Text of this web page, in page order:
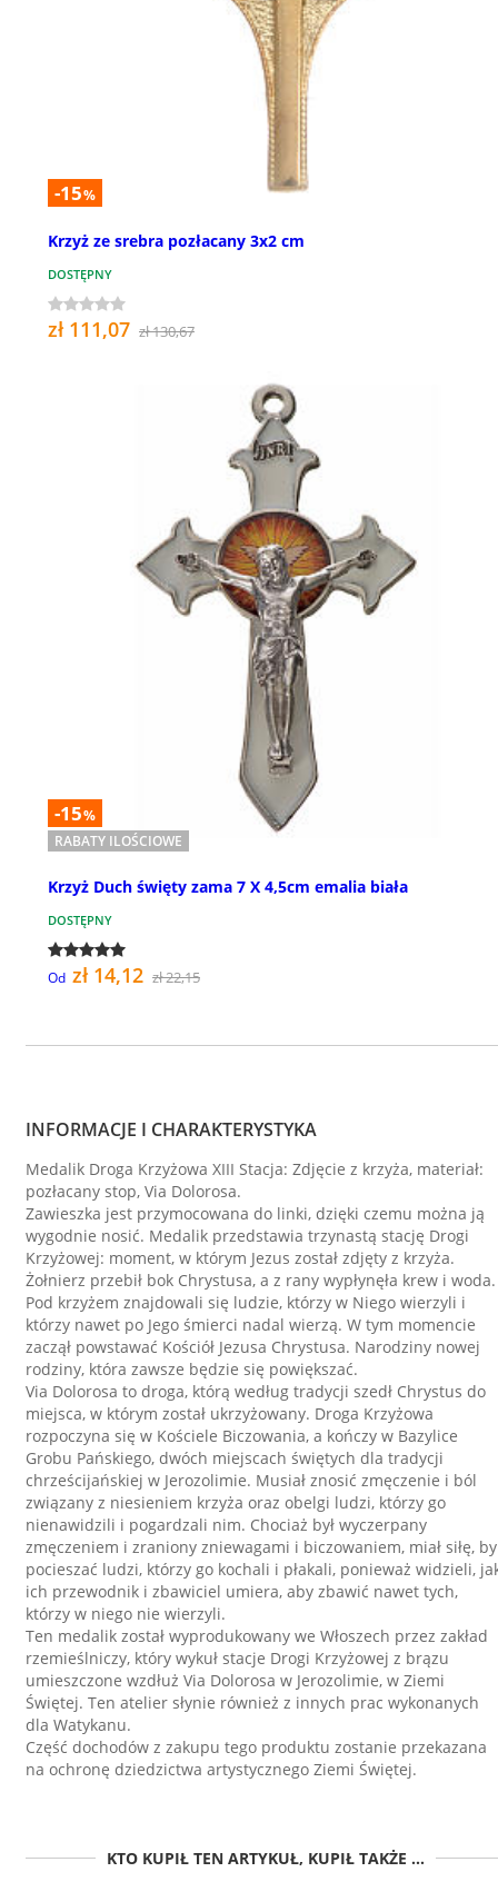
-15%
Krzyż ze srebra pozłacany 3x2 cm
DOSTĘPNY
zł 111,07 zł 130,67
-15%
RABATY ILOŚCIOWE
Krzyż Duch święty zama 7 X 4,5cm emalia biała
DOSTĘPNY
Od zł 14,12 zł 22,15
INFORMACJE I CHARAKTERYSTYKA
Medalik Droga Krzyżowa XIII Stacja: Zdjęcie z krzyża, materiał:
pozłacany stop, Via Dolorosa.
Zawieszka jest przymocowana do linki, dzięki czemu można ją
wygodnie nosić. Medalik przedstawia trzynastą stację Drogi
Krzyżowej: moment, w którym Jezus został zdjęty z krzyża.
Żołnierz przebił bok Chrystusa, a z rany wypłynęła krew i woda.
Pod krzyżem znajdowali się ludzie, którzy w Niego wierzyli i
którzy nawet po Jego śmierci nadal wierzą. W tym momencie
zaczął powstawać Kościół Jezusa Chrystusa. Narodziny nowej
rodziny, która zawsze będzie się powiększać.
Via Dolorosa to droga, którą według tradycji szedł Chrystus do
miejsca, w którym został ukrzyżowany. Droga Krzyżowa
rozpoczyna się w Kościele Biczowania, a kończy w Bazylice
Grobu Pańskiego, dwóch miejscach świętych dla tradycji
chrześcijańskiej w Jerozolimie. Musiał znosić zmęczenie i ból
związany z niesieniem krzyża oraz obelgi ludzi, którzy go
nienawidzili i pogardzali nim. Chociaż był wyczerpany
zmęczeniem i zraniony zniewagami i biczowaniem, miał siłę, by
pocieszać ludzi, którzy go kochali i płakali, ponieważ widzieli,
ich przewodnik i zbawiciel umiera, aby zbawić nawet tych,
którzy w niego nie wierzyli.
Ten medalik został wyprodukowany we Włoszech przez zakład
rzemieślniczy, który wykuł stacje Drogi Krzyżowej z brązu
umieszczone wzdłuż Via Dolorosa w Jerozolimie, w Ziemi
Świętej. Ten atelier słynie również z innych prac wykonanych
dla Watykanu.
Część dochodów z zakupu tego produktu zostanie przekazana
na ochronę dziedzictwa artystycznego Ziemi Świętej.
KTO KUPIŁ TEN ARTYKUŁ, KUPIŁ TAKŻE ...